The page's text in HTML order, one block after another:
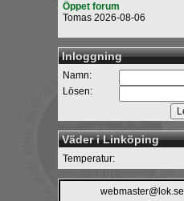
Öppet forum
Tomas 2026-08-06
Inloggning
Namn:
Lösen:
Väder i Linköping
Temperatur:
webmaster@lok.se